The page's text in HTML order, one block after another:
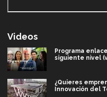
Videos
Programa
siguiente nivel
¿Quieres
Innovación del